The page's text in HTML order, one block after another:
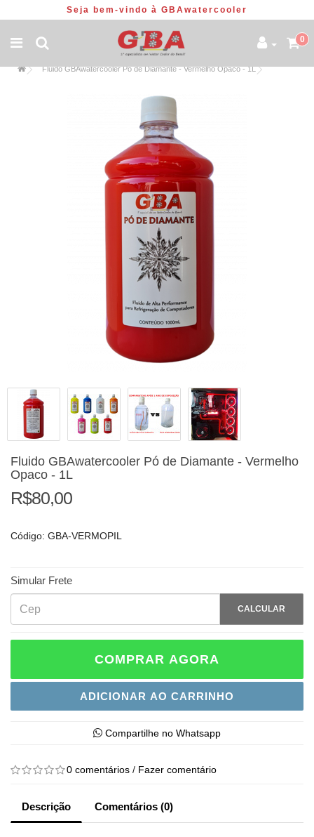
Seja bem-vindo à GBAwatercooler
0
Fluido GBAwatercooler Pó de Diamante - Vermelho Opaco - 1L
Fluido GBAwatercooler Pó de Diamante - Vermelho
Opaco - 1L
R$80,00
Código: GBA-VERMOPIL
Simular Frete
CALCULAR
COMPRAR AGORA
ADICIONAR AO CARRINHO
Compartilhe no Whatsapp
0 comentários / Fazer comentário
Descrição Comentários (0)